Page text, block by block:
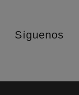
Síguenos